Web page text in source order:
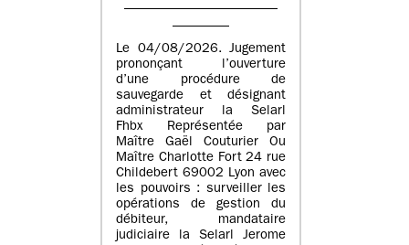
Le 04/08/2026. Jugement
prononçant l’ouverture
d’une procédure de
sauvegarde et désignant
administrateur la Selarl
Fhbx Représentée par
Maître Gaël Couturier Ou
Maître Charlotte Fort 24 rue
Childebert 69002 Lyon avec
les pouvoirs : surveiller les
opérations de gestion du
débiteur, mandataire
judiciaire la Selarl Jerome